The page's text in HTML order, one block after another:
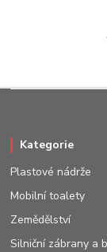
Kategorie
Plastové nádrže
Mobilní toalety
Zemědělství
Silniční zábrany a